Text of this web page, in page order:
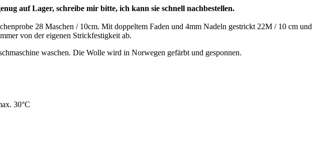
auf Lager, schreibe mir bitte, ich kann sie schnell nachbestellen.
28 Maschen / 10cm. Mit doppeltem Faden und 4mm Nadeln gestrickt 22M / 10 cm und
von der eigenen Strickfestigkeit ab.
waschen. Die Wolle wird in Norwegen gefärbt und gesponnen.
30°C